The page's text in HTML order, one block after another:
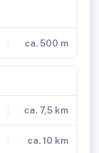
ca. 500 m
ca. 7,5 km
ca. 10 km